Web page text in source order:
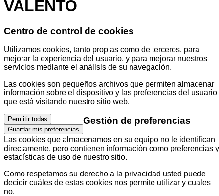
VALENTO
Centro de control de cookies
Utilizamos cookies, tanto propias como de terceros, para
mejorar la experiencia del usuario, y para mejorar nuestros
servicios mediante el análisis de su navegación.
Las cookies son pequeños archivos que permiten almacenar
información sobre el dispositivo y las preferencias del usuario
que está visitando nuestro sitio web.
Permitir todas
Guardar mis preferencias
Gestión de preferencias
Las cookies que almacenamos en su equipo no le identifican
directamente, pero contienen información como preferencias y
estadísticas de uso de nuestro sitio.
Como respetamos su derecho a la privacidad usted puede
decidir cuáles de estas cookies nos permite utilizar y cuales
no.